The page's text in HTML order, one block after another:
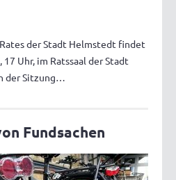
der Stadt Helmstedt findet
Uhr, im Ratssaal der Stadt
der Sitzung…
Fundsachen